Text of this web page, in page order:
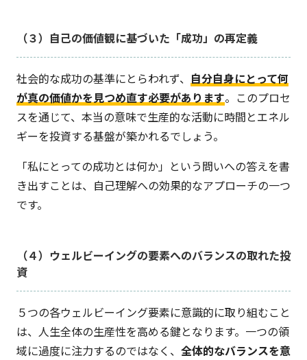
（３）自己の価値観に基づいた「成功」の再定義
社会的な成功の基準にとらわれず、 自分自身にとって何
が真の価値かを見つめ直す必要があります。このプロセ
スを通じて、本当の意味で生産的な活動に時間とエネル
ギーを投資する基盤が築かれるでしょう。
「私にとっての成功とは何か」という問いへの答えを書
き出すことは、自己理解への効果的なアプローチの一つ
です。
（４）ウェルビーイングの要素へのバランスの取れた投
資
５つの各ウェルビーイング要素に意識的に取り組むこと
は、人生全体の生産性を高める鍵となります。一つの領
域に過度に注力するのではなく、 全体的なバランスを意